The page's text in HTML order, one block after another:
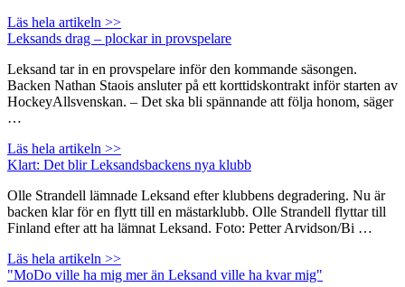
Läs hela artikeln >>
Leksands drag – plockar in provspelare
Leksand tar in en provspelare inför den kommande säsongen.
Backen Nathan Staois ansluter på ett korttidskontrakt inför starten av
HockeyAllsvenskan. – Det ska bli spännande att följa honom, säger
…
Läs hela artikeln >>
Klart: Det blir Leksandsbackens nya klubb
Olle Strandell lämnade Leksand efter klubbens degradering. Nu är
backen klar för en flytt till en mästarklubb. Olle Strandell flyttar till
Finland efter att ha lämnat Leksand. Foto: Petter Arvidson/Bi …
Läs hela artikeln >>
"MoDo ville ha mig mer än Leksand ville ha kvar mig"